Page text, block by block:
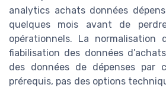
analytics achats données
quelques mois avant de
opérationnels. La normalisation
fiabilisation des données
des données de dépenses par
prérequis, pas des options